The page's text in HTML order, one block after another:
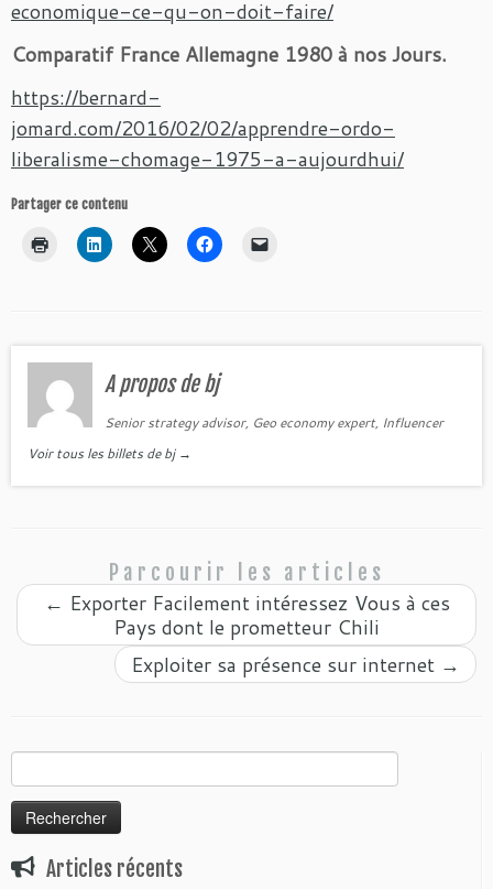
economique-ce-qu-on-doit-faire/
Comparatif France Allemagne 1980 à nos Jours.
https://bernard-
jomard.com/2016/02/02/apprendre-ordo-
liberalisme-chomage-1975-a-aujourdhui/
Partager ce contenu
A propos de bj
Senior strategy advisor, Geo economy expert, Influencer
Voir tous les billets de bj →
Parcourir les articles
← Exporter Facilement intéressez Vous à ces
Pays dont le prometteur Chili
Exploiter sa présence sur internet →
Articles récents